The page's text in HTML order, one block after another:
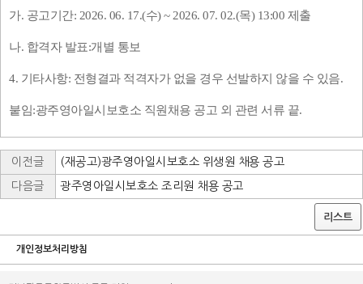
가. 공고기간: 2026. 06. 17.(수) ~ 2026. 07. 02.(목) 13:00 제출
나. 합격자 발표:개별 통보
4. 기타사항: 전형결과 적격자가 없을 경우 선발하지 않을 수 있음.
붙임:광주영아일시보호소 직원채용 공고 외 관련 서류 끝.
이전글 (재공고)광주영아일시보호소 위생원 채용 공고
다음글 광주영아일시보호소 조리원 채용 공고
리스트
개인정보처리방침